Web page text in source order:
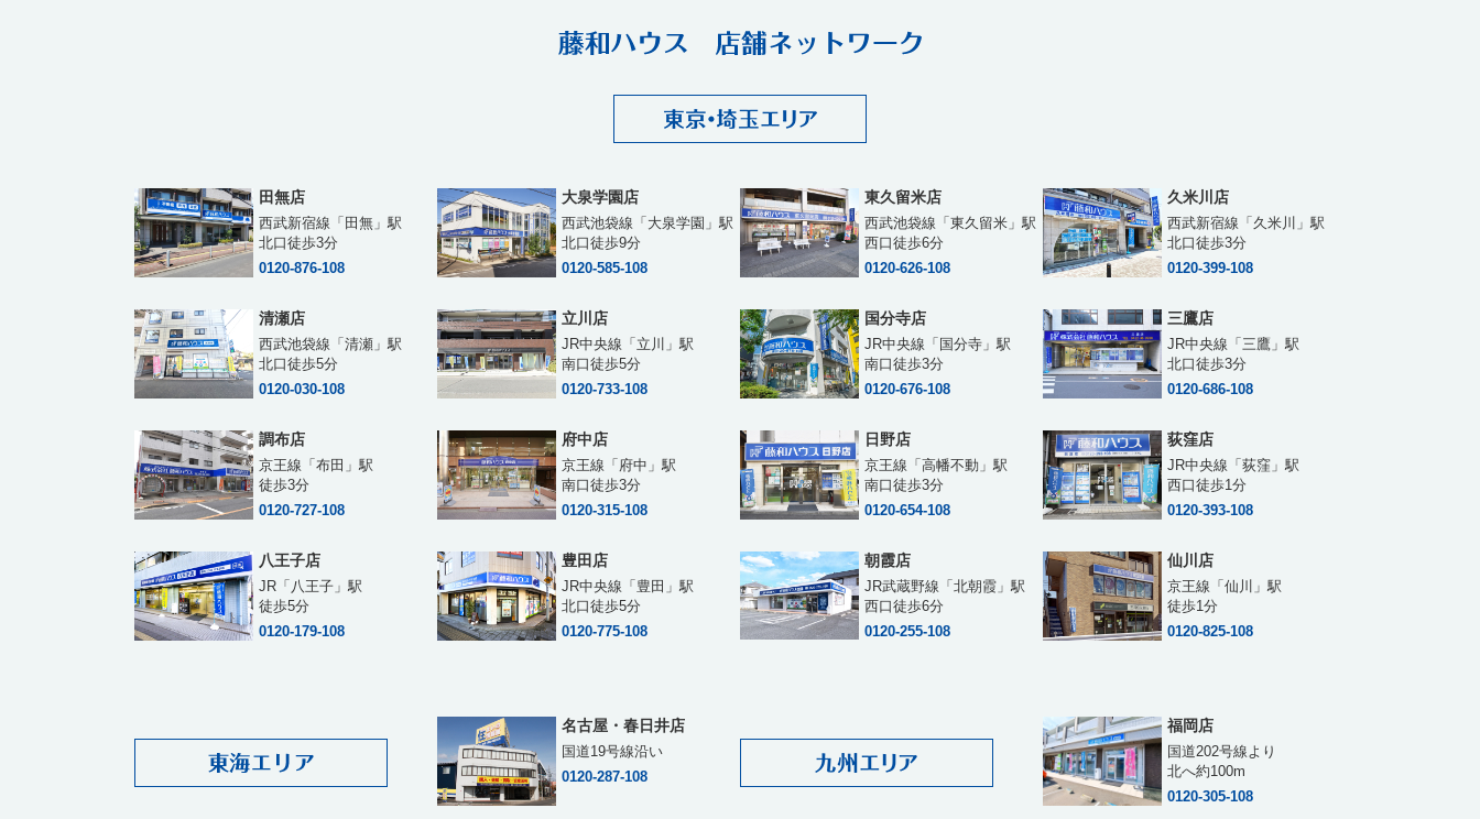
田無店
西武新宿線「田無」駅
北口徒歩3分
0120-876-108
大泉学園店
西武池袋線「大泉学園」駅
北口徒歩9分
0120-585-108
東久留米店
西武池袋線「東久留米」駅
西口徒歩6分
0120-626-108
久米川店
西武新宿線「久米川」駅
北口徒歩3分
0120-399-108
清瀬店
西武池袋線「清瀬」駅
北口徒歩5分
0120-030-108
立川店
JR中央線「立川」駅
南口徒歩5分
0120-733-108
国分寺店
JR中央線「国分寺」駅
南口徒歩3分
0120-676-108
三鷹店
JR中央線「三鷹」駅
北口徒歩3分
0120-686-108
調布店
京王線「布田」駅
徒歩3分
0120-727-108
府中店
京王線「府中」駅
南口徒歩3分
0120-315-108
日野店
京王線「高幡不動」駅
南口徒歩3分
0120-654-108
荻窪店
JR中央線「荻窪」駅
西口徒歩1分
0120-393-108
八王子店
JR「八王子」駅
徒歩5分
0120-179-108
豊田店
JR中央線「豊田」駅
北口徒歩5分
0120-775-108
朝霞店
JR武蔵野線「北朝霞」駅
西口徒歩6分
0120-255-108
仙川店
京王線「仙川」駅
徒歩1分
0120-825-108
名古屋・春日井店
国道19号線沿い
0120-287-108
福岡店
国道202号線より
北へ約100m
0120-305-108